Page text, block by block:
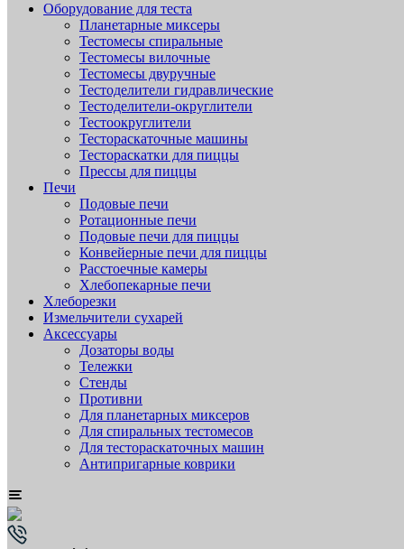
Оборудование для теста
Планетарные миксеры
Тестомесы спиральные
Тестомесы вилочные
Тестомесы двуручные
Тестоделители гидравлические
Тестоделители-округлители
Тестоокруглители
Тестораскаточные машины
Тестораскатки для пиццы
Прессы для пиццы
Печи
Подовые печи
Ротационные печи
Подовые печи для пиццы
Конвейерные печи для пиццы
Расстоечные камеры
Хлебопекарные печи
Хлеборезки
Измельчители сухарей
Аксессуары
Дозаторы воды
Тележки
Стенды
Противни
Для планетарных миксеров
Для спиральных тестомесов
Для тестораскаточных машин
Антипригарные коврики